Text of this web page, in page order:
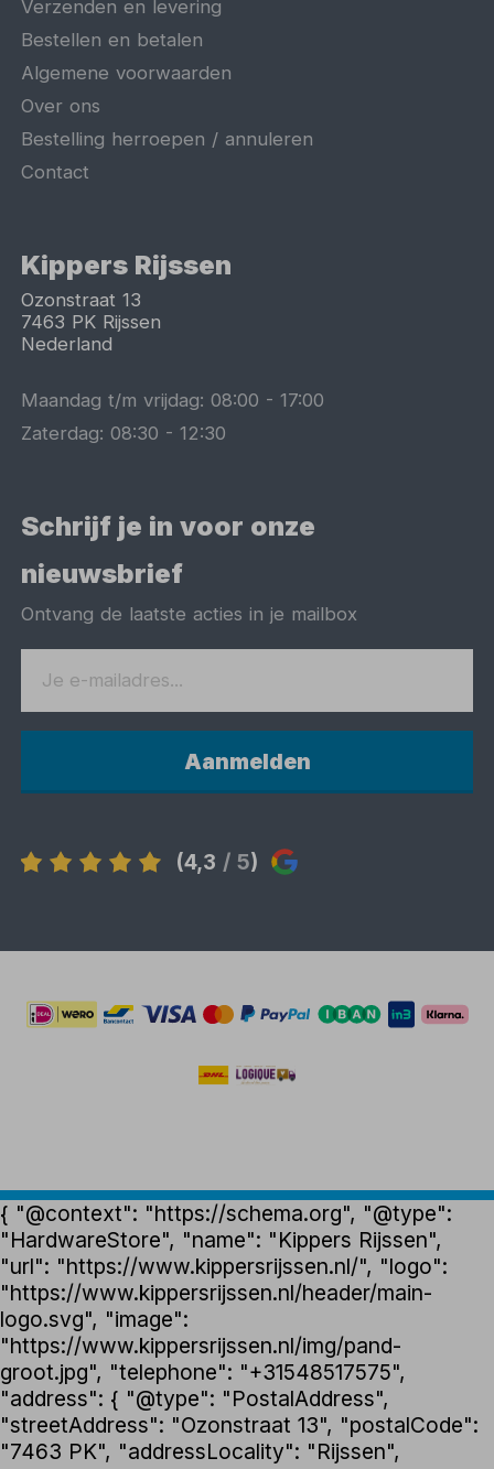
Verzenden en levering
Bestellen en betalen
Algemene voorwaarden
Over ons
Bestelling herroepen / annuleren
Contact
Kippers Rijssen
Ozonstraat 13
7463 PK Rijssen
Nederland
Maandag t/m vrijdag:08:00 -17:00
Zaterdag:08:30 -12:30
Schrijf je in voor onze
nieuwsbrief
Ontvang de laatste acties in je mailbox
Aanmelden
(4,3 / 5)
{ "@context": "https://schema.org", "@type":
"HardwareStore", "name": "Kippers Rijssen",
"url": "https://www.kippersrijssen.nl/", "logo":
"https://www.kippersrijssen.nl/header/main-
logo.svg", "image":
"https://www.kippersrijssen.nl/img/pand-
groot.jpg", "telephone": "+31548517575",
"address": { "@type": "PostalAddress",
"streetAddress": "Ozonstraat 13", "postalCode":
"7463 PK", "addressLocality": "Rijssen",